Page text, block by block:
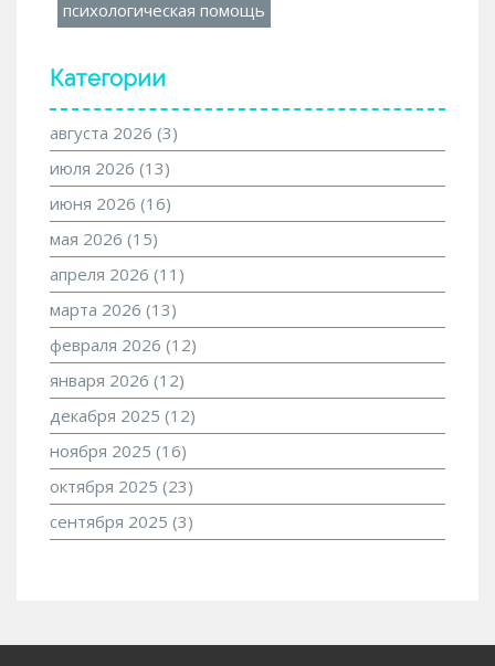
психологическая помощь
Категории
августа 2026 (3)
июля 2026 (13)
июня 2026 (16)
мая 2026 (15)
апреля 2026 (11)
марта 2026 (13)
февраля 2026 (12)
января 2026 (12)
декабря 2025 (12)
ноября 2025 (16)
октября 2025 (23)
сентября 2025 (3)